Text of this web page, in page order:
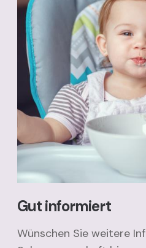
Gut informiert
Wünschen Sie weitere